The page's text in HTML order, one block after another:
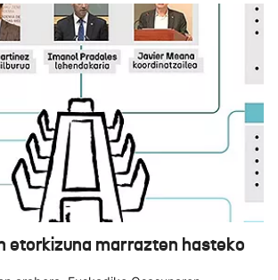
etorkizuna marrazten hasteko